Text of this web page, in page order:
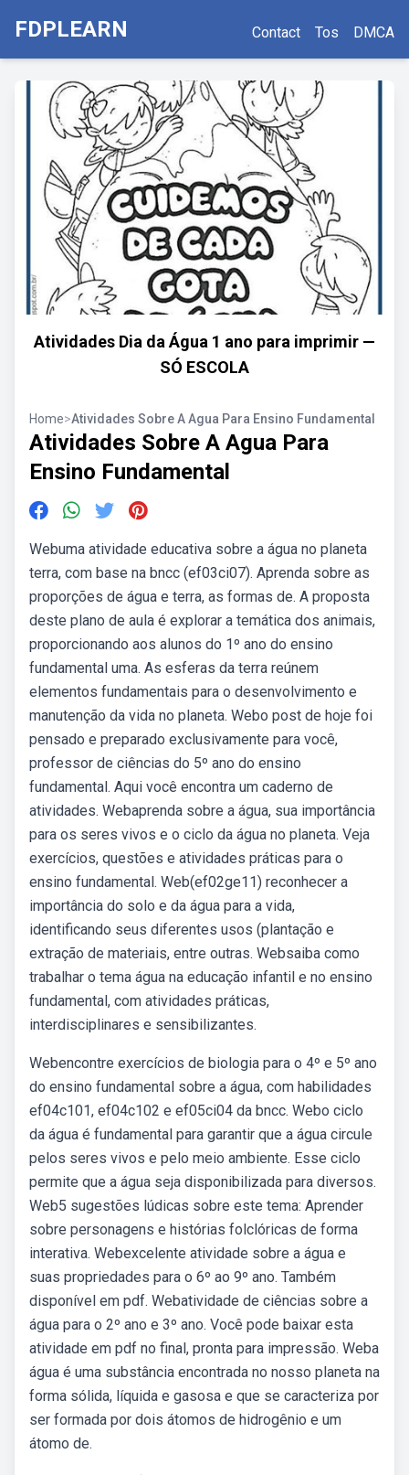
FDPLEARN Contact Tos DMCA
Atividades Dia da Água 1 ano para imprimir —
SÓ ESCOLA
Home>Atividades Sobre A Agua Para Ensino Fundamental
Atividades Sobre A Agua Para
Ensino Fundamental
Webuma atividade educativa sobre a água no planeta
terra, com base na bncc (ef03ci07). Aprenda sobre as
proporções de água e terra, as formas de. A proposta
deste plano de aula é explorar a temática dos animais,
proporcionando aos alunos do 1º ano do ensino
fundamental uma. As esferas da terra reúnem
elementos fundamentais para o desenvolvimento e
manutenção da vida no planeta. Webo post de hoje foi
pensado e preparado exclusivamente para você,
professor de ciências do 5º ano do ensino
fundamental. Aqui você encontra um caderno de
atividades. Webaprenda sobre a água, sua importância
para os seres vivos e o ciclo da água no planeta. Veja
exercícios, questões e atividades práticas para o
ensino fundamental. Web(ef02ge11) reconhecer a
importância do solo e da água para a vida,
identificando seus diferentes usos (plantação e
extração de materiais, entre outras. Websaiba como
trabalhar o tema água na educação infantil e no ensino
fundamental, com atividades práticas,
interdisciplinares e sensibilizantes.
Webencontre exercícios de biologia para o 4º e 5º ano
do ensino fundamental sobre a água, com habilidades
ef04c101, ef04c102 e ef05ci04 da bncc. Webo ciclo
da água é fundamental para garantir que a água circule
pelos seres vivos e pelo meio ambiente. Esse ciclo
permite que a água seja disponibilizada para diversos.
Web5 sugestões lúdicas sobre este tema: Aprender
sobre personagens e histórias folclóricas de forma
interativa. Webexcelente atividade sobre a água e
suas propriedades para o 6º ao 9º ano. Também
disponível em pdf. Webatividade de ciências sobre a
água para o 2º ano e 3º ano. Você pode baixar esta
atividade em pdf no final, pronta para impressão. Weba
água é uma substância encontrada no nosso planeta na
forma sólida, líquida e gasosa e que se caracteriza por
ser formada por dois átomos de hidrogênio e um
átomo de.